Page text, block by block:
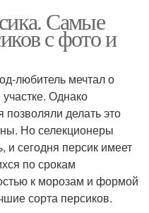
Самые
с фото и
любитель мечтал о
Однако
делать это
Но селекционеры
и сегодня персик имеет
по срокам
к морозам и формой
сорта персиков.